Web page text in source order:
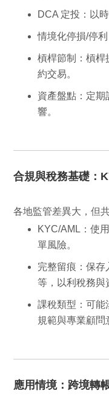
DCA 定投 ：以
情境化停損/停利
槓桿節制
：槓
約交易。
資產盤點 ：定
響。
合規與稅務基礎：
各地監管差異大，但
KYC/AML ：使
單風險。
完整留痕 ：保
等，以利稅務與
課稅類型 ：可
規範與專業顧問
應用情境：跨境轉